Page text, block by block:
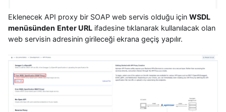
Eklenecek API proxy bir SOAP web servis olduğu için WSDL
menüsünden Enter URL ifadesine tıklanarak kullanılacak olan
web servisin adresinin girileceği ekrana geçiş yapılır.